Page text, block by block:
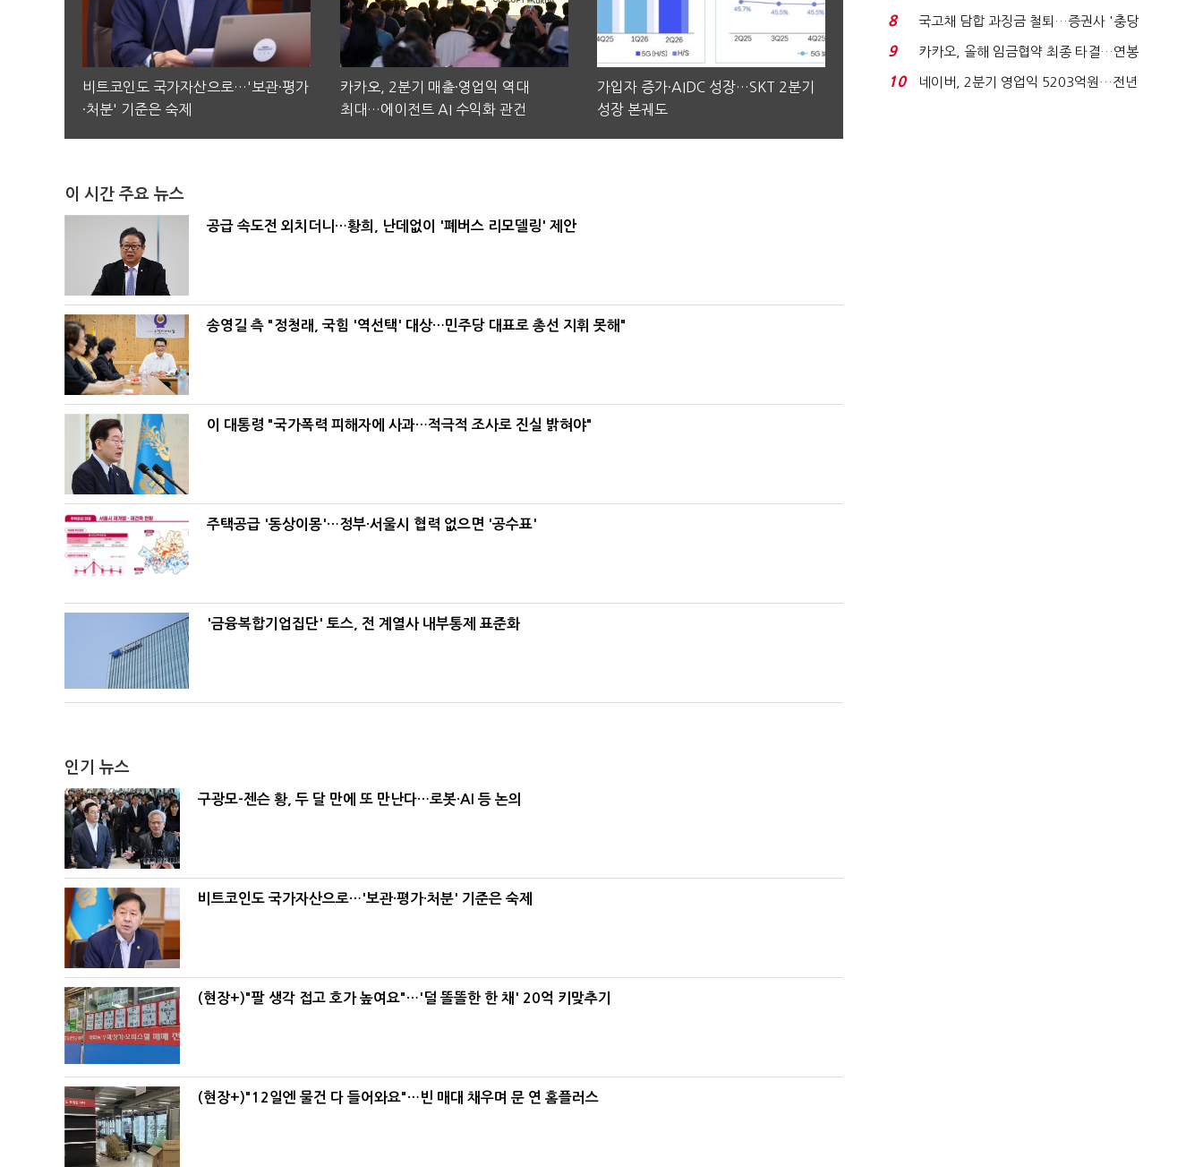
비트코인도 국가자산으로…'보관·평가
·처분' 기준은 숙제
카카오, 2분기 매출·영업익 역대
최대…에이전트 AI 수익화 관건
가입자 증가·AIDC 성장…SKT 2분기
성장 본궤도
이 시간 주요 뉴스
공급 속도전 외치더니…황희, 난데없이 '폐버스 리모델링' 제안
송영길 측 "정청래, 국힘 '역선택' 대상…민주당 대표로 총선 지휘 못해"
이 대통령 "국가폭력 피해자에 사과…적극적 조사로 진실 밝혀야"
주택공급 '동상이몽'…정부·서울시 협력 없으면 '공수표'
'금융복합기업집단' 토스, 전 계열사 내부통제 표준화
인기 뉴스
구광모-젠슨 황, 두 달 만에 또 만난다…로봇·AI 등 논의
비트코인도 국가자산으로…'보관·평가·처분' 기준은 숙제
(현장+)"팔 생각 접고 호가 높여요"…'덜 똘똘한 한 채' 20억 키맞추기
(현장+)"12일엔 물건 다 들어와요"…빈 매대 채우며 문 연 홈플러스
적극적 조사로 진...
8
국고채 담합 과징금 철퇴…증권사 '충당
금 폭탄' 우려...
9
카카오, 올해 임금협약 최종 타결…연봉
6.3% 인상·격려...
10
네이버, 2분기 영업익 5203억원…전년